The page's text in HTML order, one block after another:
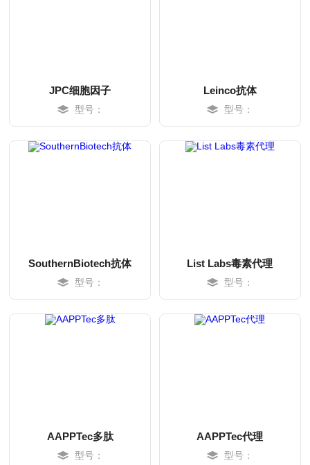
JPC细胞因子
型号：
Leinco抗体
型号：
SouthernBiotech抗体
型号：
List Labs毒素代理
型号：
AAPPTec多肽
型号：
AAPPTec代理
型号：